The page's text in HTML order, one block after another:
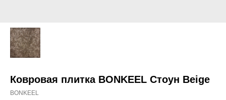
Ковровая плитка BONKEEL Стоун Beige
BONKEEL